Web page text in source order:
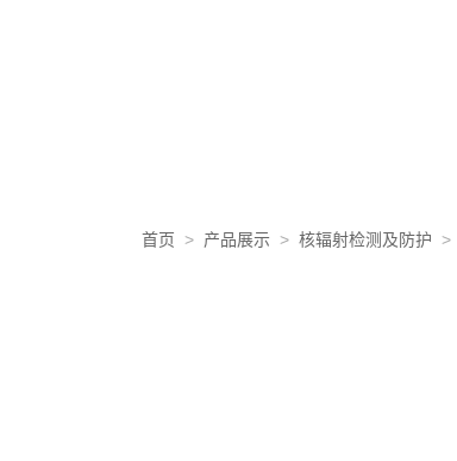
首页 > 产品展示 > 核辐射检测及防护 >